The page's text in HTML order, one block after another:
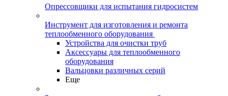
Опрессовщики для испытания гидросистем
Инструмент для изготовления и ремонта
теплообменного оборудования
Устройства для очистки труб
Аксессуары для теплообменного
оборудования
Вальцовки различных серий
Еще